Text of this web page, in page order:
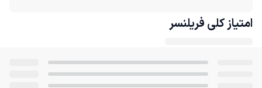
امتیاز کلی فریلنسر